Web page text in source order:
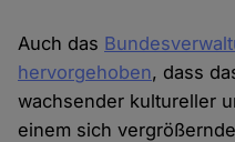
Auch das
hervorgehoben, dass
wachsender kultureller
einem sich